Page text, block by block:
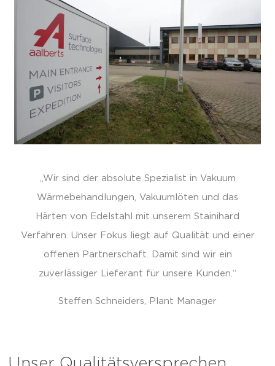
„Wir sind der absolute Spezialist in Vakuum
Wärmebehandlungen, Vakuumlöten und das
Härten von Edelstahl mit unserem Stainihard
Verfahren. Unser Fokus liegt auf Qualität und einer
offenen Partnerschaft. Damit sind wir ein
zuverlässiger Lieferant für unsere Kunden.“
Steffen Schneiders, Plant Manager